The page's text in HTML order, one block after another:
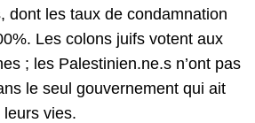
dont les taux de condamnation
Les colons juifs votent aux
; les Palestinien.ne.s n’ont pas
le seul gouvernement qui ait
vies.